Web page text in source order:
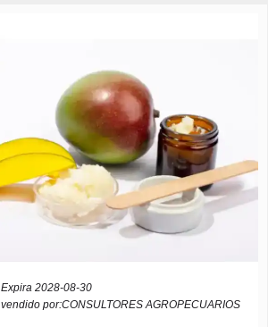
Expira 2028-08-30
vendido por:CONSULTORES AGROPECUARIOS